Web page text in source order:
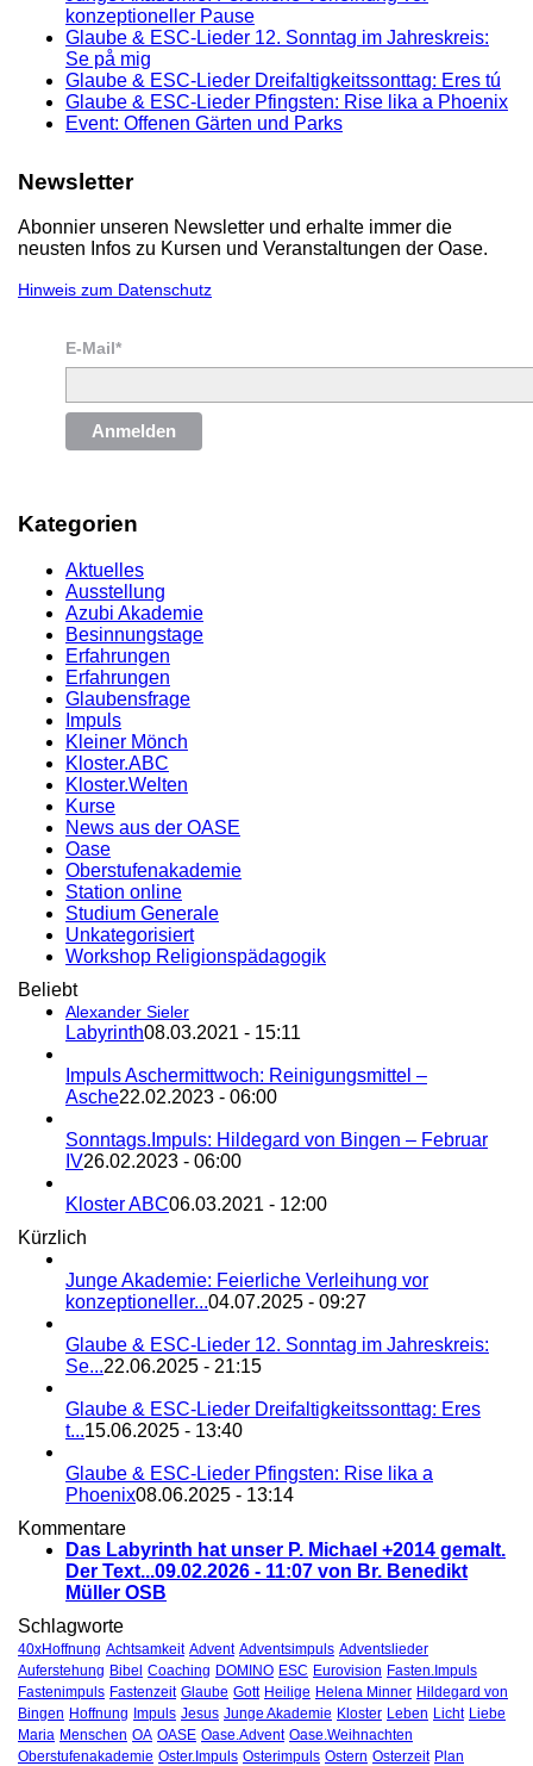
konzeptioneller Pause
Glaube & ESC-Lieder 12. Sonntag im Jahreskreis:
Se på mig
Glaube & ESC-Lieder Dreifaltigkeitssonttag: Eres tú
Glaube & ESC-Lieder Pfingsten: Rise lika a Phoenix
Event: Offenen Gärten und Parks
Newsletter
Abonnier unseren Newsletter und erhalte immer die
neusten Infos zu Kursen und Veranstaltungen der Oase.
Hinweis zum Datenschutz
E-Mail*
Anmelden
Kategorien
Aktuelles
Ausstellung
Azubi Akademie
Besinnungstage
Erfahrungen
Erfahrungen
Glaubensfrage
Impuls
Kleiner Mönch
Kloster.ABC
Kloster.Welten
Kurse
News aus der OASE
Oase
Oberstufenakademie
Station online
Studium Generale
Unkategorisiert
Workshop Religionspädagogik
Beliebt
Alexander Sieler
Labyrinth08.03.2021 - 15:11
Impuls Aschermittwoch: Reinigungsmittel –
Asche22.02.2023 - 06:00
Sonntags.Impuls: Hildegard von Bingen – Februar
IV26.02.2023 - 06:00
Kloster ABC06.03.2021 - 12:00
Kürzlich
Junge Akademie: Feierliche Verleihung vor
konzeptioneller...04.07.2025 - 09:27
Glaube & ESC-Lieder 12. Sonntag im Jahreskreis:
Se...22.06.2025 - 21:15
Glaube & ESC-Lieder Dreifaltigkeitssonttag: Eres
t...15.06.2025 - 13:40
Glaube & ESC-Lieder Pfingsten: Rise lika a
Phoenix08.06.2025 - 13:14
Kommentare
Das Labyrinth hat unser P. Michael +2014 gemalt.
Der Text...09.02.2026 - 11:07 von Br. Benedikt
Müller OSB
Schlagworte
40xHoffnung Achtsamkeit Advent Adventsimpuls Adventslieder
Auferstehung Bibel Coaching DOMINO ESC Eurovision Fasten.Impuls
Fastenimpuls Fastenzeit Glaube Gott Heilige Helena Minner Hildegard von
Bingen Hoffnung Impuls Jesus Junge Akademie Kloster Leben Licht Liebe
Maria Menschen OA OASE Oase.Advent Oase.Weihnachten
Oberstufenakademie Oster.Impuls Osterimpuls Ostern Osterzeit Plan